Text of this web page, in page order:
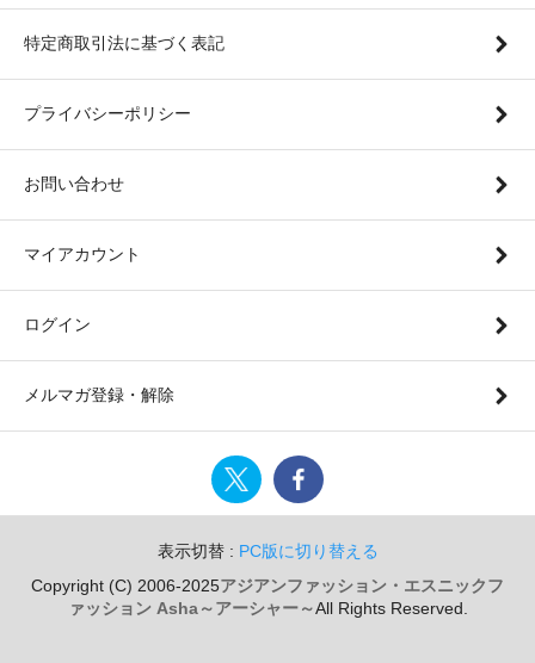
特定商取引法に基づく表記
プライバシーポリシー
お問い合わせ
マイアカウント
ログイン
メルマガ登録・解除
表示切替 : PC版に切り替える
Copyright (C) 2006-2025アジアンファッション・エスニックフ
ァッション Asha～アーシャー～All Rights Reserved.